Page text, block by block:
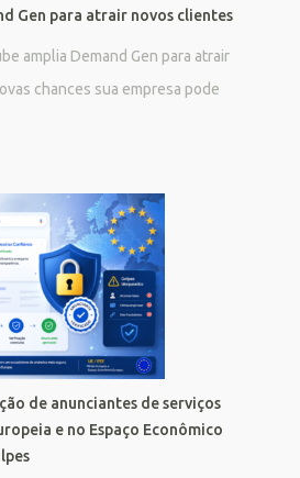
Gen para atrair novos clientes
amplia Demand Gen para atrair
chances sua empresa pode
de anunciantes de serviços
e no Espaço Econômico